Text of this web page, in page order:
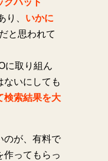
クハット
り、 いかに
だと思われて
に取り組ん
ないにしても
検索結果を大
のが、有料で
作ってもらっ